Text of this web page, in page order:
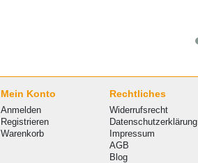
Mein Konto
Anmelden
Registrieren
Warenkorb
Rechtliches
Widerrufsrecht
Datenschutzerklärung
Impressum
AGB
Blog